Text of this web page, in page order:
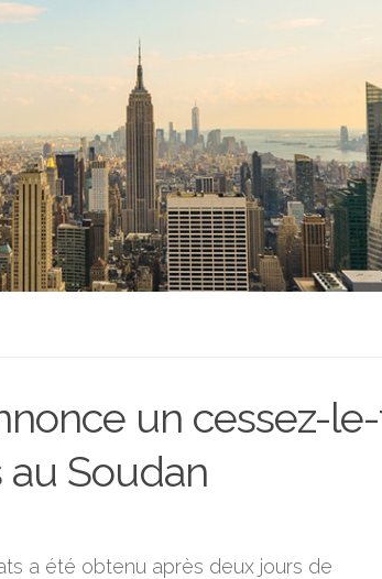
un cessez-
au Soudan
a été obtenu après deux jours de